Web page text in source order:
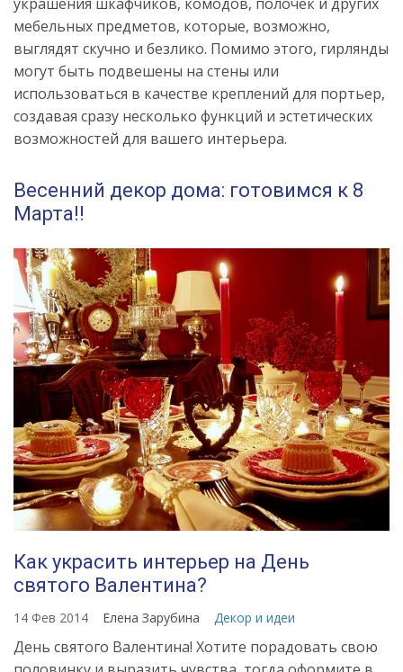
украшения шкафчиков, комодов, полочек и других
мебельных предметов, которые, возможно,
выглядят скучно и безлико. Помимо этого, гирлянды
могут быть подвешены на стены или
использоваться в качестве креплений для портьер,
создавая сразу несколько функций и эстетических
возможностей для вашего интерьера.
Весенний декор дома: готовимся к 8
Марта!!
Как украсить интерьер на День
святого Валентина?
14 Фев 2014 Елена Зарубина Декор и идеи
День святого Валентина! Хотите порадовать свою